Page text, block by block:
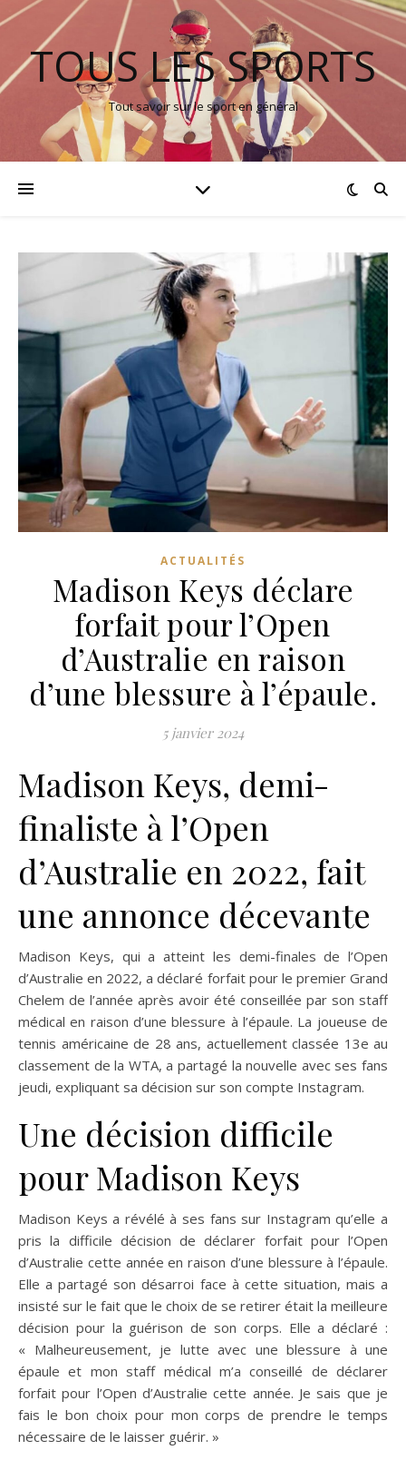
TOUS LES SPORTS
Tout savoir sur le sport en général
ACTUALITÉS
Madison Keys déclare
forfait pour l’Open
d’Australie en raison
d’une blessure à l’épaule.
5 janvier 2024
Madison Keys, demi-
finaliste à l’Open
d’Australie en 2022, fait
une annonce décevante
Madison Keys, qui a atteint les demi-finales de l’Open
d’Australie en 2022, a déclaré forfait pour le premier Grand
Chelem de l’année après avoir été conseillée par son staff
médical en raison d’une blessure à l’épaule. La joueuse de
tennis américaine de 28 ans, actuellement classée 13e au
classement de la WTA, a partagé la nouvelle avec ses fans
jeudi, expliquant sa décision sur son compte Instagram.
Une décision difficile
pour Madison Keys
Madison Keys a révélé à ses fans sur Instagram qu’elle a
pris la difficile décision de déclarer forfait pour l’Open
d’Australie cette année en raison d’une blessure à l’épaule.
Elle a partagé son désarroi face à cette situation, mais a
insisté sur le fait que le choix de se retirer était la meilleure
décision pour la guérison de son corps. Elle a déclaré :
« Malheureusement, je lutte avec une blessure à une
épaule et mon staff médical m’a conseillé de déclarer
forfait pour l’Open d’Australie cette année. Je sais que je
fais le bon choix pour mon corps de prendre le temps
nécessaire de le laisser guérir. »